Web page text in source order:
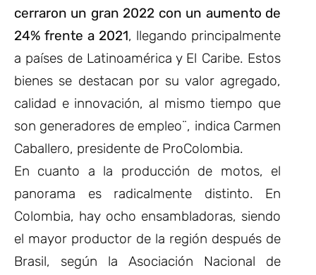
cerraron un gran 2022 con un aumento de
24% frente a 2021, llegando principalmente
a países de Latinoamérica y El Caribe. Estos
bienes se destacan por su valor agregado,
calidad e innovación, al mismo tiempo que
son generadores de empleo¨, indica Carmen
Caballero, presidente de ProColombia.
En cuanto a la producción de motos, el
panorama es radicalmente distinto. En
Colombia, hay ocho ensambladoras, siendo
el mayor productor de la región después de
Brasil, según la Asociación Nacional de